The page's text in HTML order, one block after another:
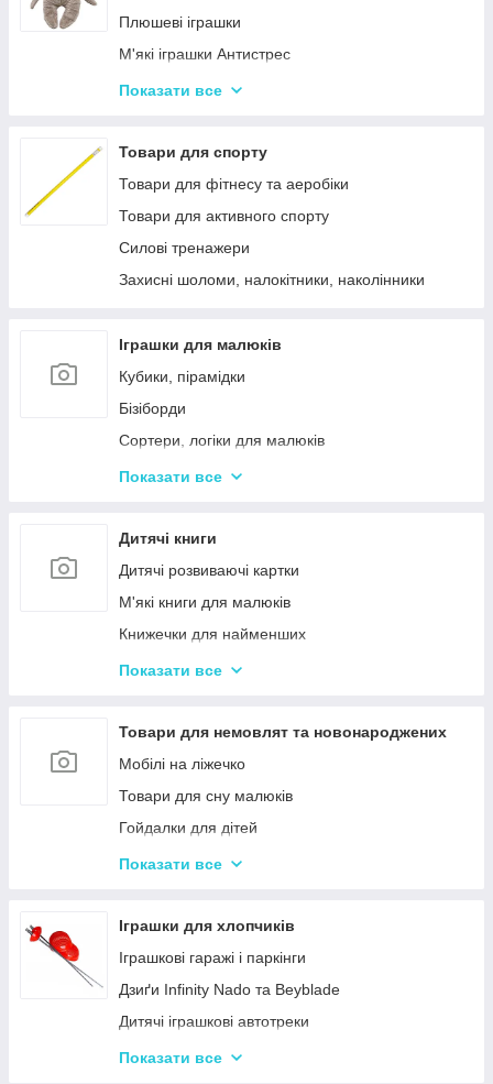
Ліжечка для ляльок
Одяг та аксесуари для Ляльок
Плюшеві іграшки
М'які іграшки Антистрес
Іграшки для лялькового театру
Показати все
Товари для спорту
Товари для фітнесу та аеробіки
Товари для активного спорту
Силові тренажери
Захисні шоломи, налокітники, наколінники
Іграшки для малюків
Кубики, пірамідки
Бізіборди
Сортери, логіки для малюків
Іграшки з музичними ефектами
Машинки іграшкові для дітей
Дитяче кермо
Іграшка Неваляшка
Каталки з ручкою і на мотузочці
Розвиваючі килимки
Магнітна риболовля для дітей
Стрибуни для дітей
Показати все
Дитячі книги
Дитячі розвиваючі картки
М'які книги для малюків
Книжечки для найменших
Книги з наклейками
Книги для дітей початкових класів
Книги для підлітків
Енциклопедії для дітей
Показати все
Товари для немовлят та новонароджених
Мобілі на ліжечко
Товари для сну малюків
Гойдалки для дітей
Дитячі горщики
Розвиваючі килимки для немовлят
Нічні світильники для немовлят
Дитячий посуд
Дитяча гігієна та догляд
Дитяча безпека
Показати все
Іграшки для хлопчиків
Іграшкові гаражі і паркінги
Дзиґи Infinity Nado та Beyblade
Дитячі іграшкові автотреки
Іграшкова залізниця та потяги
Показати все